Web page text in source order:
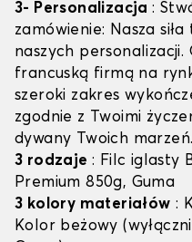
3- Personalizacja:
zamówienie: Nasza
naszych personalizacji.
francuską firmą na
szeroki zakres
zgodnie z Twoimi
dywany Twoich marzeń.
3 rodzaje : Filc iglasty
Premium 850g, Guma
3 kolory materiałów :
Kolor beżowy